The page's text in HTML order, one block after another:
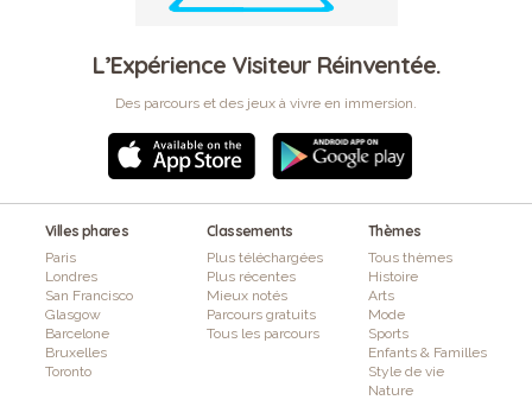
L’Expérience Visiteur Réinventée.
Des parcours et des jeux à vivre en immersion.
Villes phares
Paris
Londres
San Francisco
Glasgow
Barcelone
Bruxelles
Toronto
Classements
Plus téléchargées
Plus récentes
Mieux notés
Parcours gratuits
Tous les parcours
Thèmes
Tous thèmes
Histoire
Arts
Mode
Sports
Enfants & Familles
Style de vie
Nature